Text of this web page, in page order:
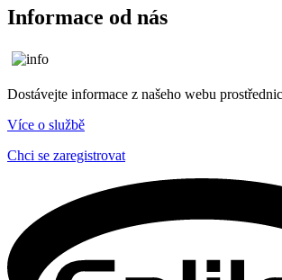
Informace od nás
Dostávejte informace z našeho webu
Více o službě
Chci se zaregistrovat